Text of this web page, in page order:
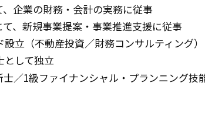
企業の財務・会計の実務に従事
、新規事業提案・事業推進支援に従事
立（不動産投資／財務コンサルティング）
して独立
／1級ファイナンシャル・プランニング